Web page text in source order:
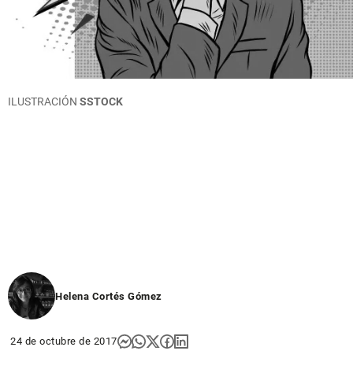
ILUSTRACIÓN SSTOCK
Helena Cortés Gómez
24 de octubre de 2017